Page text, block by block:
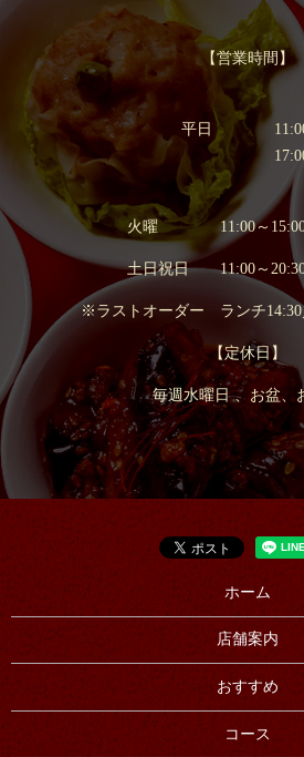
【営業時間】
平日 11:00～
17:00～
火曜 11:00
土日祝日
※ラストオーダー ランチ14:30
【定休日】
毎週水曜日 、お盆、
ホーム
店舗案内
おすすめ
コース